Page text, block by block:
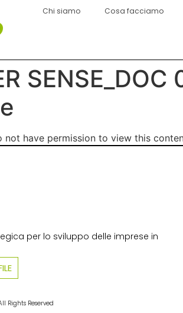
Chi siamo Cosa facciamo
not have permission to view this
per lo sviluppo delle imprese in
Rights Reserved